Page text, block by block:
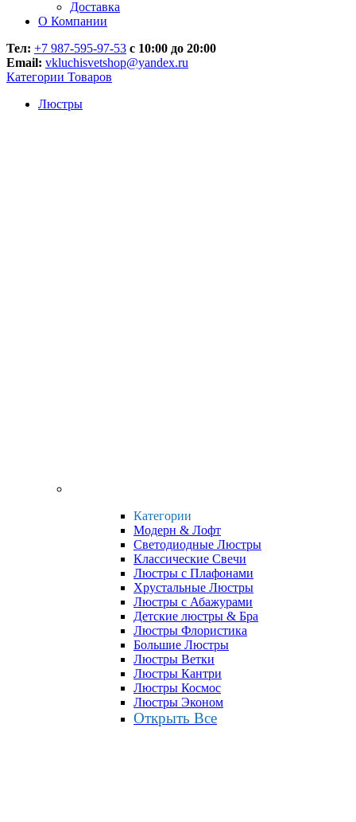
Доставка
О Компании
Тел: +7 987-595-97-53 с 10:00 до 20:00
Email: vkluchisvetshop@yandex.ru
Категории Товаров
Люстры
Категории
Модерн & Лофт
Светодиодные Люстры
Классические Свечи
Люстры с Плафонами
Хрустальные Люстры
Люстры с Абажурами
Детские люстры & Бра
Люстры Флористика
Большие Люстры
Люстры Ветки
Люстры Кантри
Люстры Космос
Люстры Эконом
Открыть Все